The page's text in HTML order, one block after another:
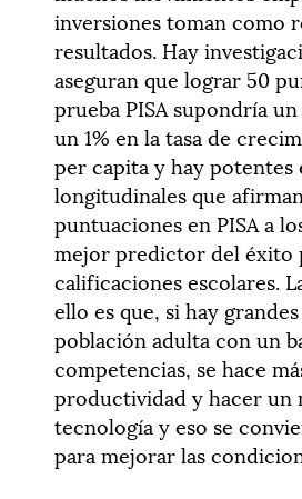
inversiones toman como
resultados. Hay
aseguran que lograr 50
prueba PISA supondría
un 1% en la tasa de
per capita y hay potentes
longitudinales que
puntuaciones en PISA a
mejor predictor del éxito
calificaciones escolares.
ello es que, si hay
población adulta con un
competencias, se hace
productividad y hacer un
tecnología y eso se
para mejorar las